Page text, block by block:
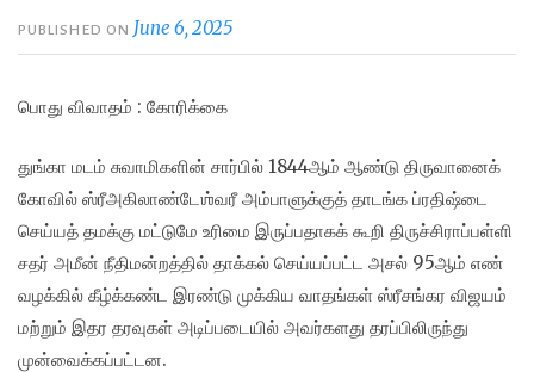
PUBLISHED ON June 6, 2025
பொது விவாதம் : கோரிக்கை
துங்கா மடம் சுவாமிகளின் சார்பில் 1844ஆம் ஆண்டு திருவானைக்
கோவில் ஸ்ரீஅகிலாண்டேஶ்வரீ அம்பாளுக்குத் தாடங்க ப்ரதிஷ்டை
செய்யத் தமக்கு மட்டுமே உரிமை இருப்பதாகக் கூறி திருச்சிராப்பள்ளி
சதர் அமீன் நீதிமன்றத்தில் தாக்கல் செய்யப்பட்ட அசல் 95ஆம் எண்
வழக்கில் கீழ்க்கண்ட இரண்டு முக்கிய வாதங்கள் ஸ்ரீசங்கர விஜயம்
மற்றும் இதர தரவுகள் அடிப்படையில் அவர்களது தரப்பிலிருந்து
முன்வைக்கப்பட்டன.